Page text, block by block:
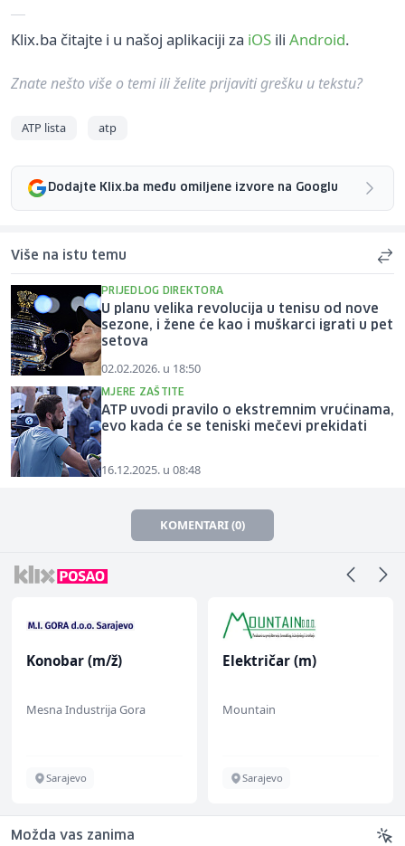
Klix.ba čitajte i u našoj aplikaciji za iOS ili Android.
Znate nešto više o temi ili želite prijaviti grešku u tekstu?
ATP lista atp
Dodajte Klix.ba među omiljene izvore na Googlu
Više na istu temu
PRIJEDLOG DIREKTORA
U planu velika revolucija u tenisu od nove
sezone, i žene će kao i muškarci igrati u pet
setova
02.02.2026. u 18:50
MJERE ZAŠTITE
ATP uvodi pravilo o ekstremnim vrućinama,
evo kada će se teniski mečevi prekidati
16.12.2025. u 08:48
KOMENTARI (0)
Konobar (m/ž)
Mesna Industrija Gora
Sarajevo
Električar (m)
Mountain
Sarajevo
Možda vas zanima